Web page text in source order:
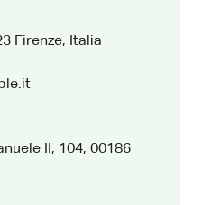
Firenze, Italia
II, 104, 00186